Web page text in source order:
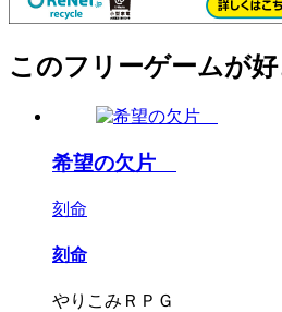
このフリーゲームが
希望の欠片
刻命
刻命
やりこみＲＰＧ